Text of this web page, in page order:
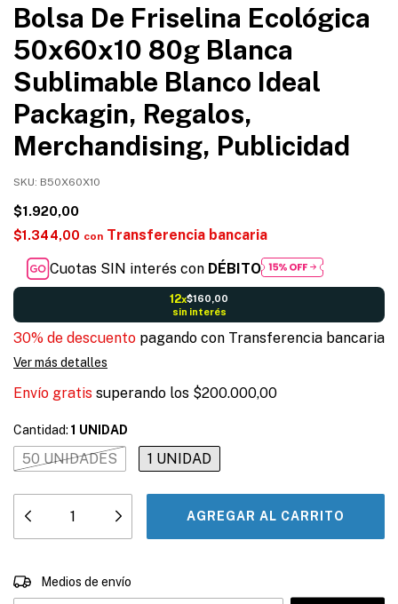
Bolsa De Friselina Ecológica
50x60x10 80g Blanca
Sublimable Blanco Ideal
Packagin, Regalos,
Merchandising, Publicidad
SKU: B50X60X10
$1.920,00
$1.344,00 con Transferencia bancaria
Cuotas SIN interés con DÉBITO
12x$160,00
sin interés
30% de descuento pagando con Transferencia bancaria
Ver más detalles
Envío gratis superando los $200.000,00
Cantidad: 1 UNIDAD
50 UNIDADES 1 UNIDAD
Entregas para el CP:
Medios de envío